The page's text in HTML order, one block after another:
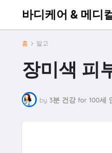
바디케어 & 메디
홈 말고
장미색 피
by 3분 건강 for 100세